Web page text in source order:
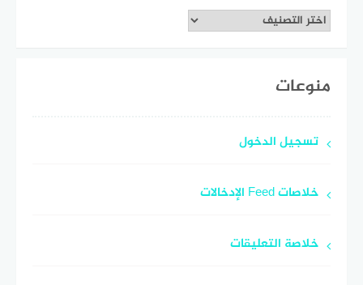
تصنيفات
منوعات
تسجيل الدخول
خلاصات Feed الإدخالات
خلاصة التعليقات